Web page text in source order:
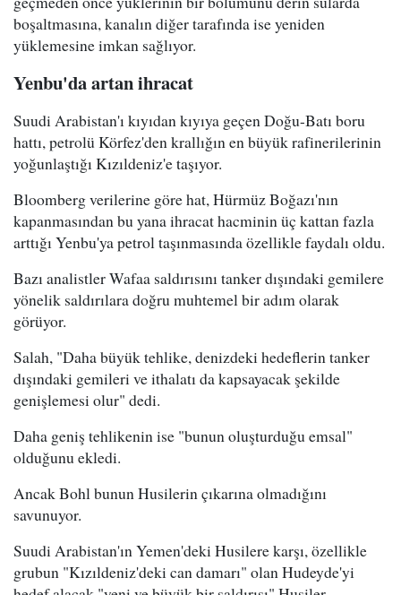
boşaltmasına, kanalın diğer tarafında ise yeniden
yüklemesine imkan sağlıyor.
Yenbu'da artan ihracat
Suudi Arabistan'ı kıyıdan kıyıya geçen Doğu-Batı boru
hattı, petrolü Körfez'den krallığın en büyük rafinerilerinin
yoğunlaştığı Kızıldeniz'e taşıyor.
Bloomberg verilerine göre hat, Hürmüz Boğazı'nın
kapanmasından bu yana ihracat hacminin üç kattan fazla
arttığı Yenbu'ya petrol taşınmasında özellikle faydalı oldu.
Bazı analistler Wafaa saldırısını tanker dışındaki gemilere
yönelik saldırılara doğru muhtemel bir adım olarak
görüyor.
Salah, "Daha büyük tehlike, denizdeki hedeflerin tanker
dışındaki gemileri ve ithalatı da kapsayacak şekilde
genişlemesi olur" dedi.
Daha geniş tehlikenin ise "bunun oluşturduğu emsal"
olduğunu ekledi.
Ancak Bohl bunun Husilerin çıkarına olmadığını
savunuyor.
Suudi Arabistan'ın Yemen'deki Husilere karşı, özellikle
grubun "Kızıldeniz'deki can damarı" olan Hudeyde'yi